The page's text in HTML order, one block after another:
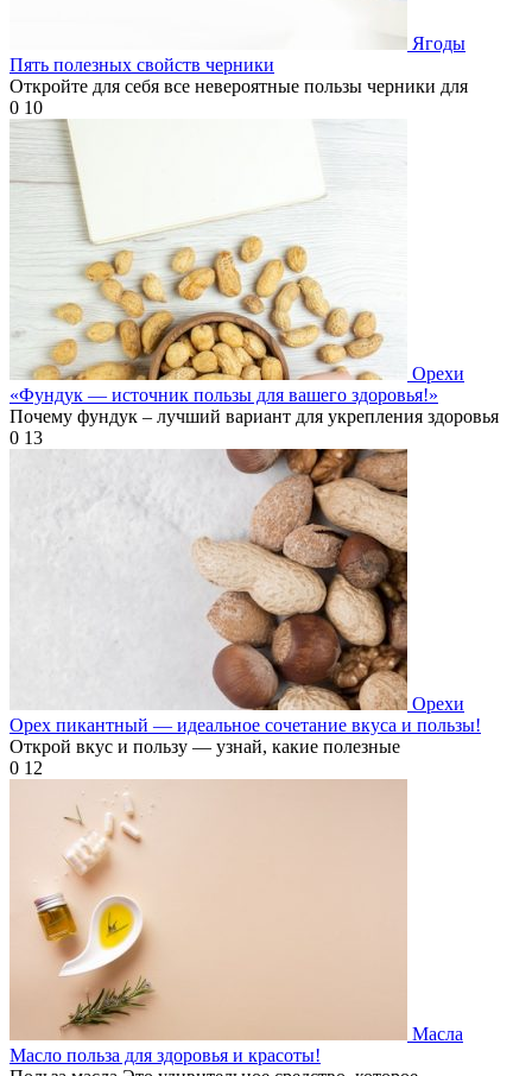
Ягоды
Пять полезных свойств черники
Откройте для себя все невероятные пользы черники для
0 10
Орехи
«Фундук — источник пользы для вашего здоровья!»
Почему фундук – лучший вариант для укрепления здоровья
0 13
Орехи
Орех пикантный — идеальное сочетание вкуса и пользы!
Открой вкус и пользу — узнай, какие полезные
0 12
Масла
Масло польза для здоровья и красоты!